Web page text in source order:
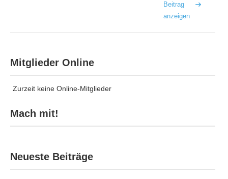
Beitrag
anzeigen
Mitglieder Online
Zurzeit keine Online-Mitglieder
Mach mit!
Neueste Beiträge